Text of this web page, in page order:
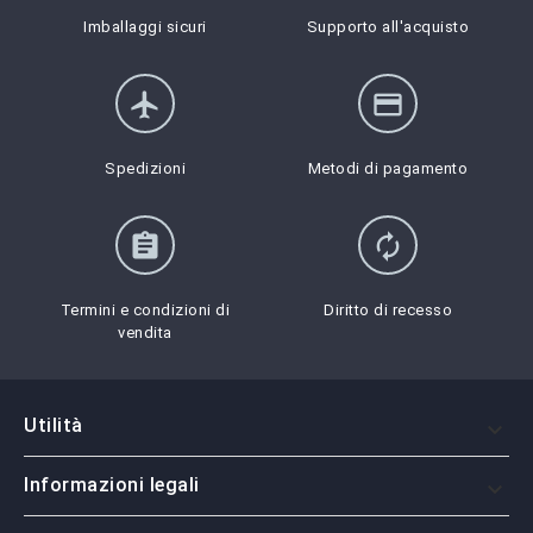
Imballaggi sicuri Supporto all'acquisto
flight
Spedizioni
credit_card
Metodi di pagamento
assignment
Termini e condizioni di
vendita
autorenew
Diritto di recesso
Utilità
Informazioni legali